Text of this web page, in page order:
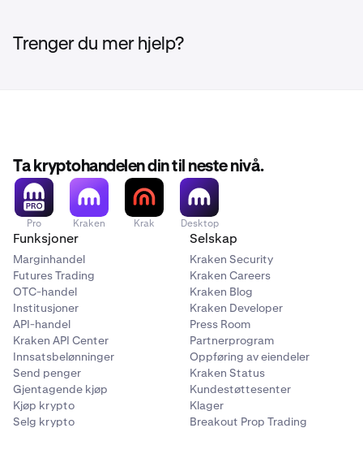
Trenger du mer hjelp?
Ta kryptohandelen din til neste nivå.
Pro Kraken Krak Desktop
Funksjoner
Marginhandel
Futures Trading
OTC-handel
Institusjoner
API-handel
Kraken API Center
Innsatsbelønninger
Send penger
Gjentagende kjøp
Kjøp krypto
Selg krypto
Selskap
Kraken Security
Kraken Careers
Kraken Blog
Kraken Developer
Press Room
Partnerprogram
Oppføring av eiendeler
Kraken Status
Kundestøttesenter
Klager
Breakout Prop Trading